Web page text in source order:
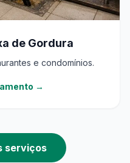
de Gordura
e condomínios.
→
serviços